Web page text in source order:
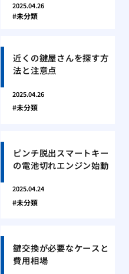
2025.04.26
未分類
近くの鍵屋さんを探す方
法と注意点
2025.04.26
未分類
ピンチ脱出スマートキー
の電池切れエンジン始動
2025.04.24
未分類
鍵交換が必要なケースと
費用相場